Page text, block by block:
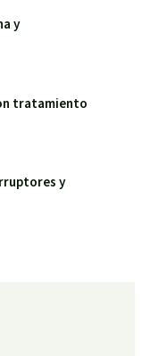
y
tratamiento
y